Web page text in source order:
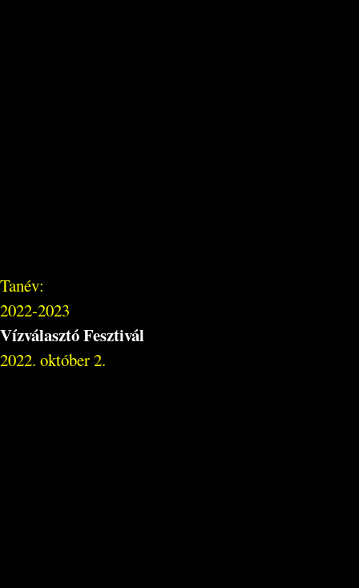
Tanév:
2022-2023
Vízválasztó Fesztivál
2022. október 2.